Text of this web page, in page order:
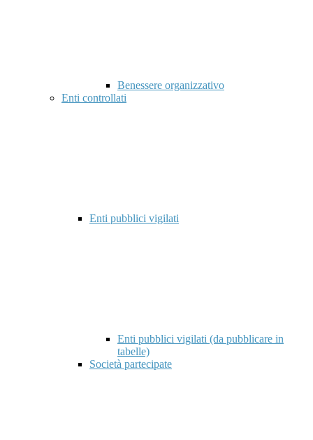
Benessere organizzativo
Enti controllati
Enti pubblici vigilati
Enti pubblici vigilati (da pubblicare in
tabelle)
Società partecipate